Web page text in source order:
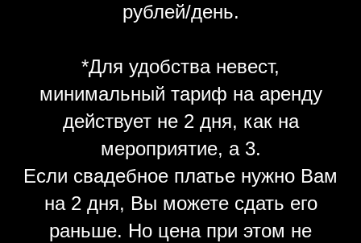
рублей/день.
*Для удобства невест,
минимальный тариф на аренду
действует не 2 дня, как на
мероприятие, а 3.
Если свадебное платье нужно Вам
на 2 дня, Вы можете сдать его
раньше. Но цена при этом не